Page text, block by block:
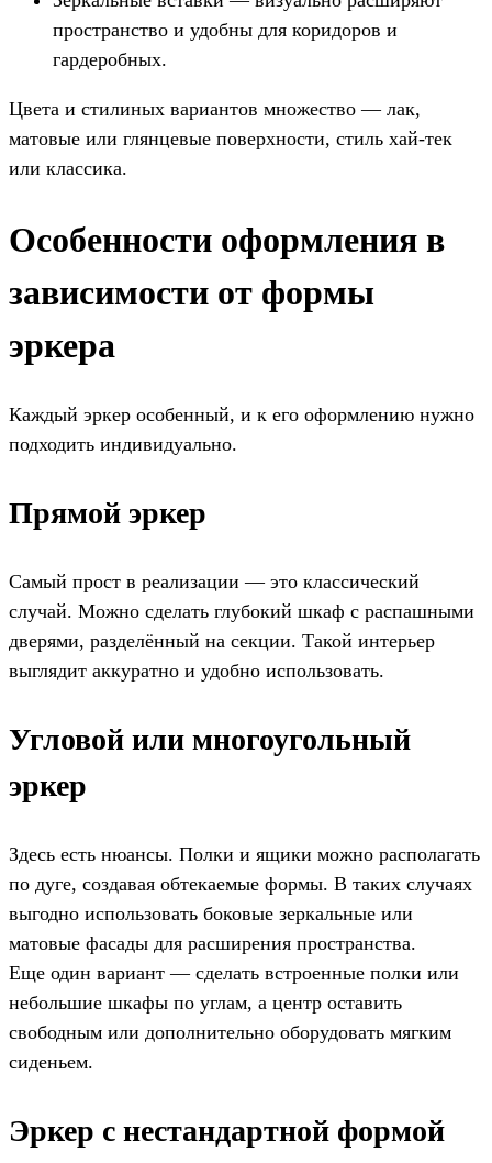
пространство и удобны для коридоров и
гардеробных.
Цвета и стилиных вариантов множество — лак,
матовые или глянцевые поверхности, стиль хай-тек
или классика.
Особенности оформления в
зависимости от формы
эркера
Каждый эркер особенный, и к его оформлению нужно
подходить индивидуально.
Прямой эркер
Самый прост в реализации — это классический
случай. Можно сделать глубокий шкаф с распашными
дверями, разделённый на секции. Такой интерьер
выглядит аккуратно и удобно использовать.
Угловой или многоугольный
эркер
Здесь есть нюансы. Полки и ящики можно располагать
по дуге, создавая обтекаемые формы. В таких случаях
выгодно использовать боковые зеркальные или
матовые фасады для расширения пространства.
Еще один вариант — сделать встроенные полки или
небольшие шкафы по углам, а центр оставить
свободным или дополнительно оборудовать мягким
сиденьем.
Эркер с нестандартной формой